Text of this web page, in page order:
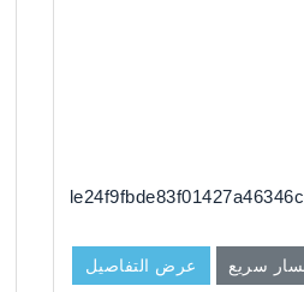
سريع عرض التفاصيل